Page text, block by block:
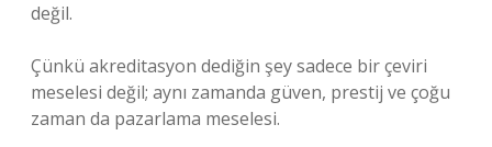
değil.
Çünkü akreditasyon dediğin şey sadece bir çeviri
meselesi değil; aynı zamanda güven, prestij ve çoğu
zaman da pazarlama meselesi.